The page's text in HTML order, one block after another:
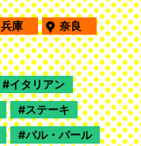
兵庫
奈良
イタリアン
ステーキ
バル・バール